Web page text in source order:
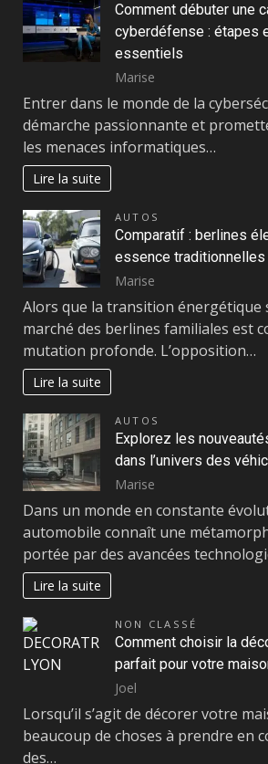
Comment débuter une
cyberdéfense : étapes
essentiels
Marise
Entrer dans le monde de la
démarche passionnante et
les menaces informatiques…
Lire la suite
AUTOS
Comparatif : berlines
essence traditionnelles
Marise
Alors que la transition énergétique
marché des berlines familiales est
mutation profonde. L’opposition…
Lire la suite
AUTOS
Explorez les
dans l’univers des
Marise
Dans un monde en constante
automobile connaît une
portée par des avancées
Lire la suite
NON CLASSÉ
Comment choisir la
parfait pour votre
Joel
Lorsqu’il s’agit de décorer votre
beaucoup de choses à prendre en
des…